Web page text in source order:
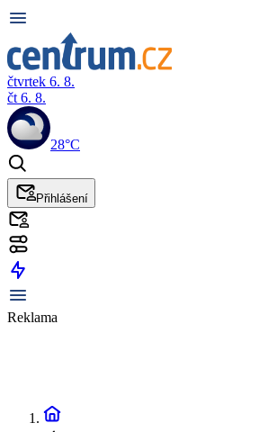
čtvrtek 6. 8.
čt 6. 8.
28°C
Přihlášení
Reklama